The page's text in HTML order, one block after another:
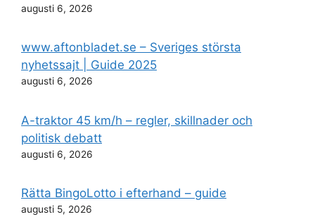
augusti 6, 2026
www.aftonbladet.se – Sveriges största
nyhetssajt | Guide 2025
augusti 6, 2026
A-traktor 45 km/h – regler, skillnader och
politisk debatt
augusti 6, 2026
Rätta BingoLotto i efterhand – guide
augusti 5, 2026